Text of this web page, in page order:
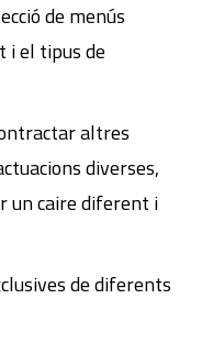
de menús
i el tipus de
altres
diverses,
un caire diferent i
de diferents